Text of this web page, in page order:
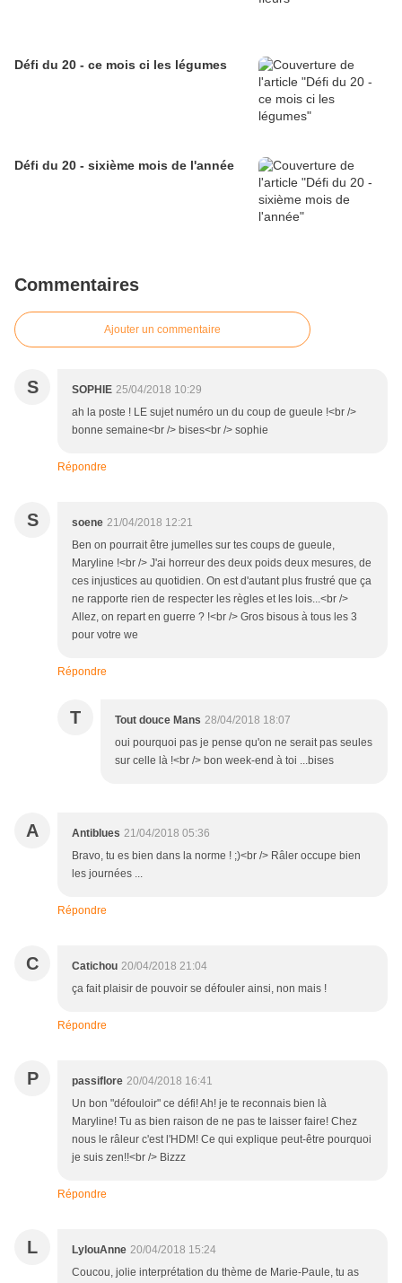
Défi du 20 - ce mois ci les légumes
Défi du 20 - sixième mois de l'année
Commentaires
Ajouter un commentaire
S SOPHIE 25/04/2018 10:29
ah la poste ! LE sujet numéro un du coup de gueule !<br />
bonne semaine<br /> bises<br /> sophie
Répondre
S soene 21/04/2018 12:21
Ben on pourrait être jumelles sur tes coups de gueule,
Maryline !<br /> J'ai horreur des deux poids deux mesures, de
ces injustices au quotidien. On est d'autant plus frustré que ça
ne rapporte rien de respecter les règles et les lois...<br />
Allez, on repart en guerre ? !<br /> Gros bisous à tous les 3
pour votre we
Répondre
T Tout douce Mans 28/04/2018 18:07
oui pourquoi pas je pense qu'on ne serait pas seules
sur celle là !<br /> bon week-end à toi ...bises
A Antiblues 21/04/2018 05:36
Bravo, tu es bien dans la norme ! ;)<br /> Râler occupe bien
les journées ...
Répondre
C Catichou 20/04/2018 21:04
ça fait plaisir de pouvoir se défouler ainsi, non mais !
Répondre
P passiflore 20/04/2018 16:41
Un bon "défouloir" ce défi! Ah! je te reconnais bien là
Maryline! Tu as bien raison de ne pas te laisser faire! Chez
nous le râleur c'est l'HDM! Ce qui explique peut-être pourquoi
je suis zen!!<br /> Bizzz
Répondre
L LylouAnne 20/04/2018 15:24
Coucou, jolie interprétation du thème de Marie-Paule, tu as